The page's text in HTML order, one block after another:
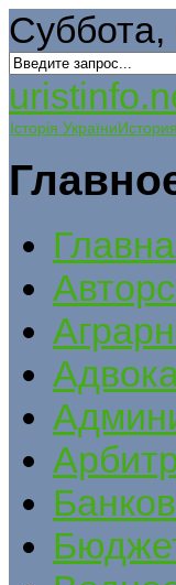
Суббота,
Історія України